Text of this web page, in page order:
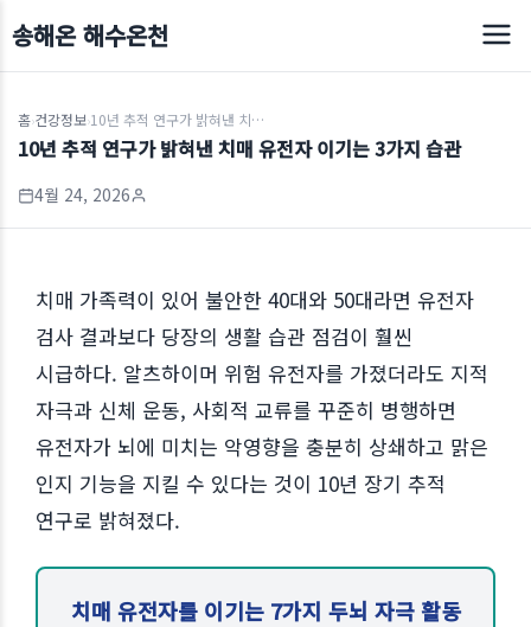
송해온 해수온천
홈›건강정보› 10년 추적 연구가 밝혀낸 치매 유전자 이기는 3가지 습관
10년 추적 연구가 밝혀낸 치매 유전자 이기는 3가지 습관
4월 24, 2026
치매 가족력이 있어 불안한 40대와 50대라면 유전자
검사 결과보다 당장의 생활 습관 점검이 훨씬
시급하다. 알츠하이머 위험 유전자를 가졌더라도 지적
자극과 신체 운동, 사회적 교류를 꾸준히 병행하면
유전자가 뇌에 미치는 악영향을 충분히 상쇄하고 맑은
인지 기능을 지킬 수 있다는 것이 10년 장기 추적
연구로 밝혀졌다.
치매 유전자를 이기는 7가지 두뇌 자극 활동